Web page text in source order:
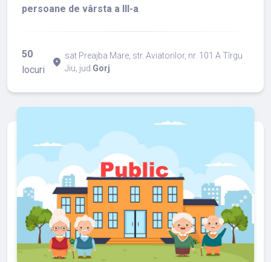
persoane de vârsta a III-a.
50
locuri
place
sat Preajba Mare, str. Aviatorilor, nr. 101 A Tîrgu
Jiu, jud.Gorj